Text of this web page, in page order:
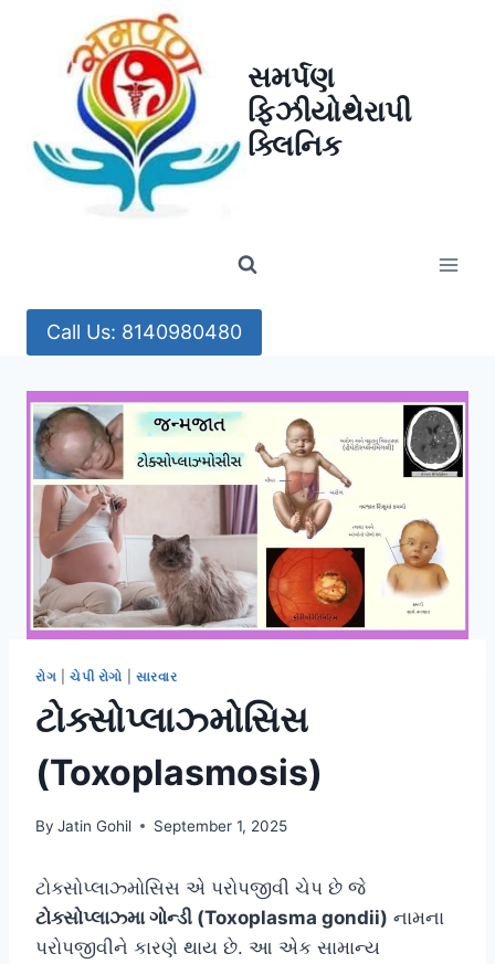
સમર્પણ
ફિઝીયોથેરાપી
ક્લિનિક
Call Us: 8140980480
રોગ ચેપી રોગો સારવાર
ટોક્સોપ્લાઝ્મોસિસ
(Toxoplasmosis)
By Jatin Gohil September 1, 2025
ટોક્સોપ્લાઝ્મોસિસ એ પરોપજીવી ચેપ છે જે
ટોક્સોપ્લાઝ્મા ગોન્ડી (Toxoplasma gondii) નામના
પરોપજીવીને કારણે થાય છે. આ એક સામાન્ય